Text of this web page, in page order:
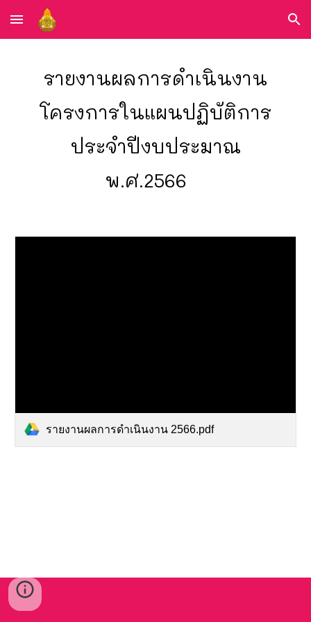
Skip to main content Skip to navigation
รายงานผลการดำเนินงาน
โครงการในแผนปฏิบัติการ
ประจำปีงบประมาณ
พ.ศ.2566
รายงานผลการดำเนินงาน 2566.pdf